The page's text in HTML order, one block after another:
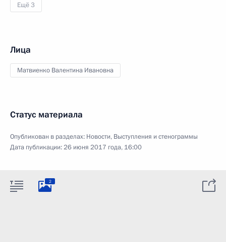
Ещё 3
Лица
Матвиенко Валентина Ивановна
Статус материала
Опубликован в разделах: Новости, Выступления и стенограммы
Дата публикации:26 июня 2017 года, 16:00
2